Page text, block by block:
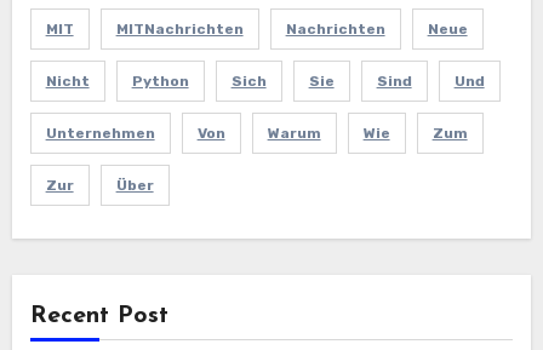
MIT MITNachrichten Nachrichten Neue
Nicht Python Sich Sie Sind Und
Unternehmen Von Warum Wie Zum
Zur Über
Recent Post